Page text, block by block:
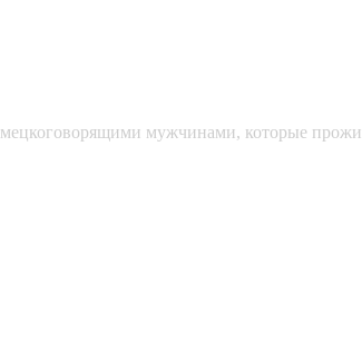
мужчинами, которые